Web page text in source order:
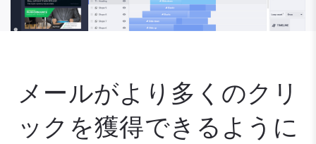
メールがより多くのクリ
ックを獲得できるように